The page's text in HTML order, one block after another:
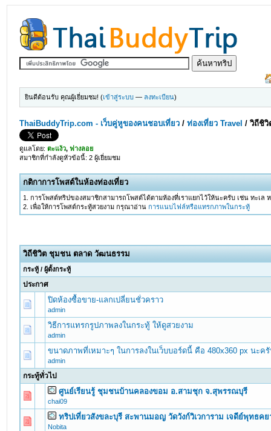
ยินดีต้อนรับ คุณผู้เยี่ยมชม! (เข้าสู่ระบบ — ลงทะเบียน)
ThaiBuddyTrip.com - เว็บคู่หูของคนชอบเที่ยว /ท่องเที่ยว Travel /วิถีชิ
ดูแลโดย:ตะแง้ว,ฟางลอย
สมาชิกที่กำลังดูหัวข้อนี้: 2 ผู้เยี่ยมชม
กติกาการโพสต์ในห้องท่องเที่ยว
1. การโพสต์ทริปของสมาชิกสามารถโพสต์ได้ตามห้องที่เราแยกไว้ให้นะครับ เช่น ทะเ
2. เพื่อให้การโพสต์กระทู้สวยงาม กรุณาอ่านการแนบไฟล์หรือแทรกภาพในกระทู้
วิถีชิวิต ชุมชน ตลาด วัฒนธรรม
กระทู้ /ผู้ตั้งกระทู้
ประกาศ
ปิดห้องซื้อขาย-แลกเปลี่ยนชั่วคราว
admin
วิธีการแทรกรูปภาพลงในกระทู้ ให้ดูสวยงาม
admin
ขนาดภาพที่เหมาะๆ ในการลงในเว็บบอร์ดนี้ คือ 480x360 px นะค
admin
กระทู้ทั่วไป
ศูนย์เรียนรู้ ชุมชนบ้านคลองขอม อ.สามชุก จ.สุพรรณบุรี
chai09
0 Vote(s) - 0 out of 5 in Average
123 45
ทริปเที่ยวสังขละบุรี สะพานมอญ วัดวังก์วิเวการาม เจดีย์พุทธค
Nobita
0 Vote(s) - 0 out of 5 in Average
12345